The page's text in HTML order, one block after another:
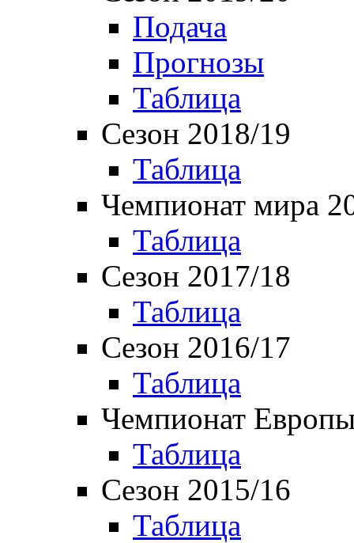
Подача
Прогнозы
Таблица
Сезон 2018/19
Таблица
Чемпионат мира
Таблица
Сезон 2017/18
Таблица
Сезон 2016/17
Таблица
Чемпионат
Таблица
Сезон 2015/16
Таблица